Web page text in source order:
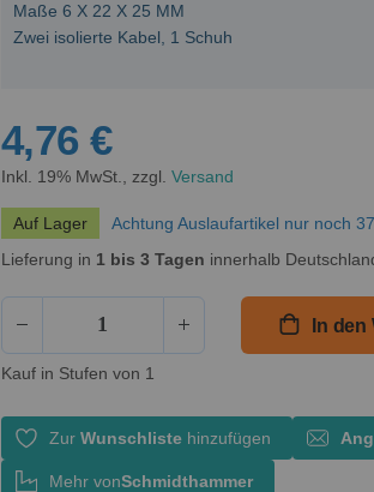
Maße 6 X 22 X 25 MM
Zwei isolierte Kabel, 1 Schuh
4,76 €
Inkl. 19% MwSt., zzgl. Versand
Auf Lager
Achtung Auslaufartikel nur noch
Lieferung in 1 bis 3 Tagen innerhalb
In
Kauf in Stufen von 1
Zur Wunschlistehinzufügen
Mehr vonSchmidthammer